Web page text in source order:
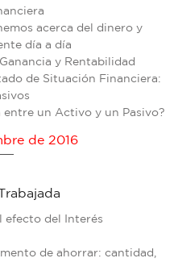
acerca del dinero y
día a día
y Rentabilidad
de Situación Financiera:
un Activo y un Pasivo?
de 2016
efecto del Interés
de ahorrar: cantidad,